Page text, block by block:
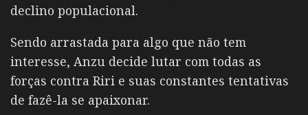
declino populacional.
Sendo arrastada para algo que não tem
interesse, Anzu decide lutar com todas as
forças contra Riri e suas constantes tentativas
de fazê-la se apaixonar.